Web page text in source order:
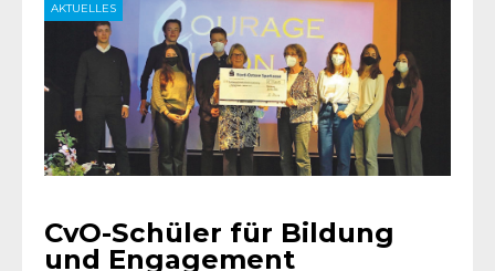
AKTUELLES
CvO-Schüler für Bildung
und Engagement